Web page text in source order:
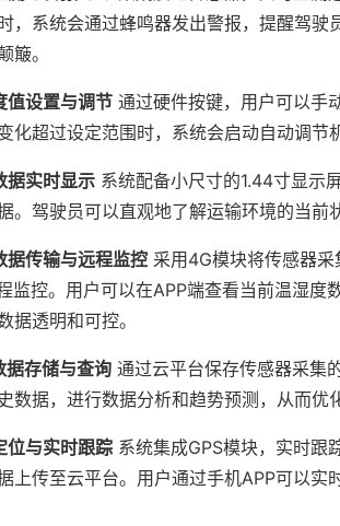
，系统会通过蜂鸣器发出警报，提醒驾
簸。
值设置与调节 通过硬件按键，用户可以手
化超过设定范围时，系统会启动自动调节
据实时显示 系统配备小尺寸的1.44寸显示
。驾驶员可以直观地了解运输环境的当前
据传输与远程监控 采用4G模块将传感器
监控。用户可以在APP端查看当前温湿度
据透明和可控。
据存储与查询 通过云平台保存传感器采集
数据，进行数据分析和趋势预测，从而优
位与实时跟踪 系统集成GPS模块，实时跟
上传至云平台。用户通过手机APP可以实